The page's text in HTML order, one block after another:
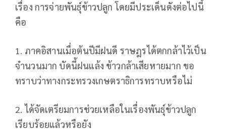
เรื่อง การจ่ายพันธุ์ข้าวปลูก โดยมีประเด็นดังต่อไปนี้
คือ
1. ภาคอิสานเมื่อต้นปีมีฝนดี ราษฎรได้ตกกล้าไว้เป็น
จำนวนมาก บัดนี้ฝนแล้ง ข้าวกล้าเสียหายมาก ขอ
ทราบว่าทางกระทรวงเกษตราธิการทราบหรือไม่
2. ได้จัดเตรียมการช่วยเหลือในเรื่องพันธุ์ข้าวปลูก
เรียบร้อยแล้วหรือยัง